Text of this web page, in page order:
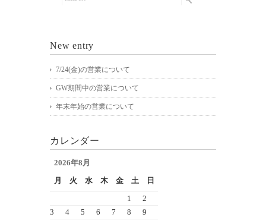
New entry
7/24(金)の営業について
GW期間中の営業について
年末年始の営業について
カレンダー
2026年8月
月
火 水 木 金 土 日
1
2
3
4 5 6 7 8
9